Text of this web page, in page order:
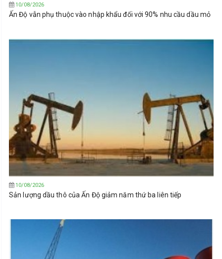
10/08/2026
Ấn Độ vẫn phụ thuộc vào nhập khẩu đối với 90% nhu cầu dầu mỏ
10/08/2026
Sản lượng dầu thô của Ấn Độ giảm năm thứ ba liên tiếp